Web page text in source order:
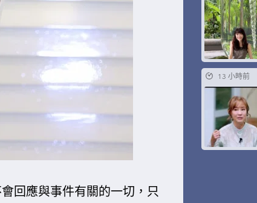
回應與事件有關的一切，只
13 小時前